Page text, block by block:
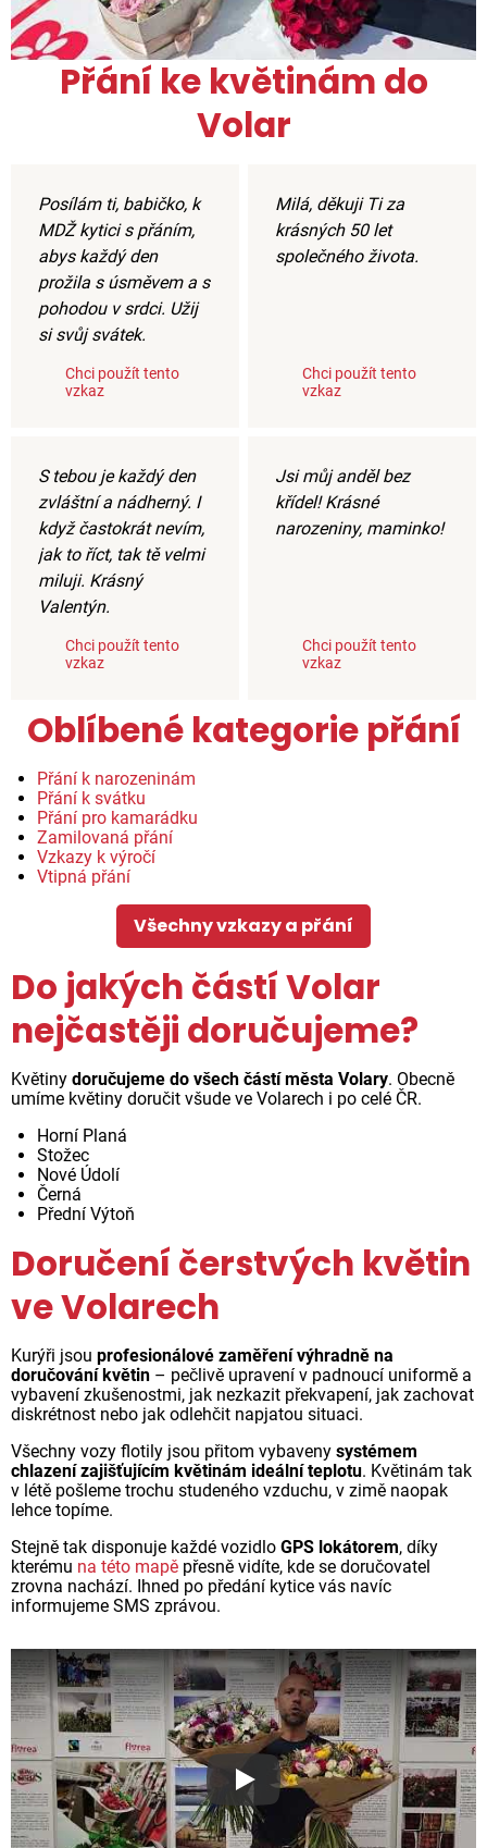
Přání ke květinám do
Volar
Posílám ti, babičko, k
MDŽ kytici s přáním,
abys každý den
prožila s úsměvem a s
pohodou v srdci. Užij
si svůj svátek.
Chci použít tento
vzkaz
Milá, děkuji Ti za
krásných 50 let
společného života.
Chci použít tento
vzkaz
S tebou je každý den
zvláštní a nádherný. I
když častokrát nevím,
jak to říct, tak tě velmi
miluji. Krásný
Valentýn.
Chci použít tento
vzkaz
Jsi můj anděl bez
křídel! Krásné
narozeniny, maminko!
Chci použít tento
vzkaz
Oblíbené kategorie přání
Přání k narozeninám
Přání k svátku
Přání pro kamarádku
Zamilovaná přání
Vzkazy k výročí
Vtipná přání
Všechny vzkazy a přání
Do jakých částí Volar
nejčastěji doručujeme?
Květiny doručujeme do všech částí města Volary. Obecně
umíme květiny doručit všude ve Volarech i po celé ČR.
Horní Planá
Stožec
Nové Údolí
Černá
Přední Výtoň
Doručení čerstvých květin
ve Volarech
Kurýři jsou profesionálové zaměření výhradně na
doručování květin – pečlivě upravení v padnoucí uniformě a
vybavení zkušenostmi, jak nezkazit překvapení, jak zachovat
diskrétnost nebo jak odlehčit napjatou situaci.
Všechny vozy flotily jsou přitom vybaveny systémem
chlazení zajišťujícím květinám ideální teplotu. Květinám tak
v létě pošleme trochu studeného vzduchu, v zimě naopak
lehce topíme.
Stejně tak disponuje každé vozidlo GPS lokátorem, díky
kterému na této mapě přesně vidíte, kde se doručovatel
zrovna nachází. Ihned po předání kytice vás navíc
informujeme SMS zprávou.
Proč jsou květiny z Florea